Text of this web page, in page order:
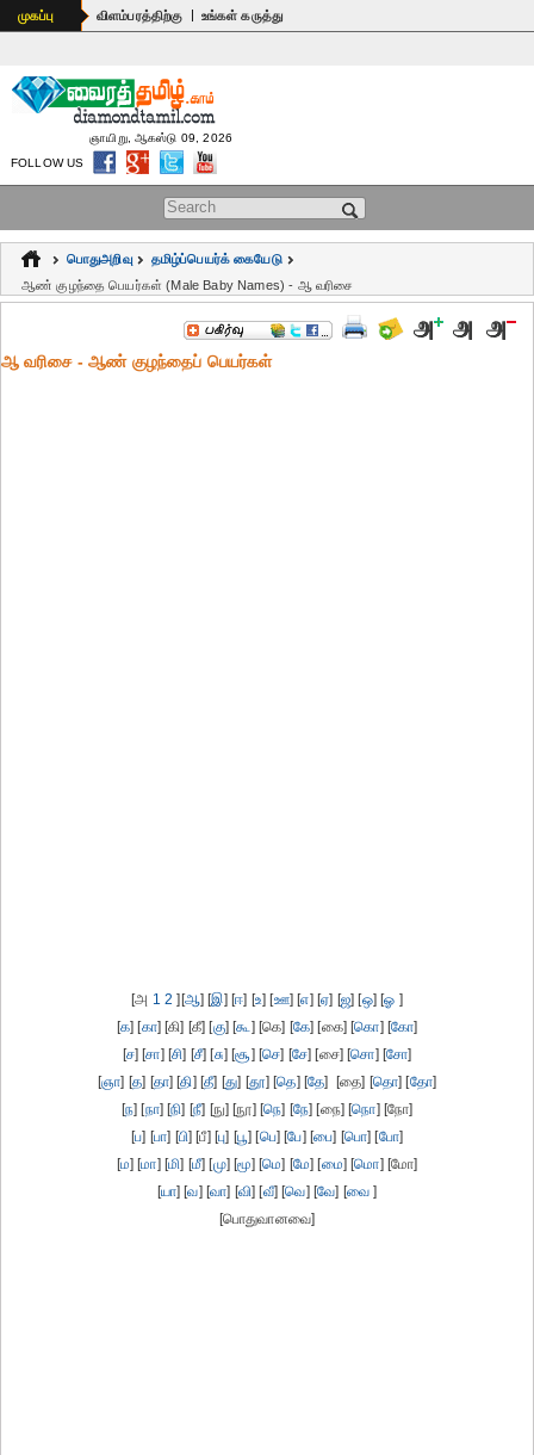
முகப்பு விளம்பரத்திற்கு | உங்கள் கருத்து
Search form
ஞாயிறு, ஆகஸ்டு 09, 2026
FOLLOW US
பொதுஅறிவு
தமிழ்ப்பெயர்க் கையேடு
ஆண் குழந்தை பெயர்கள் (Male Baby Names) - ஆ வரிசை
ஆ வரிசை - ஆண் குழந்தைப் பெயர்கள்
[அ 1 2 ][ஆ] [இ] [ஈ] [உ] [ஊ] [எ] [ஏ] [ஜ] [ஒ] [ஓ ]
[க] [கா] [கி] [கீ] [கு] [கூ] [கெ] [கே] [கை] [கொ] [கோ]
[ச] [சா] [சி] [சீ] [சு] [சூ] [செ] [சே] [சை] [சொ] [சோ]
[ஞா] [த] [தா] [தி] [தீ] [து] [தூ] [தெ] [தே] [தை] [தொ] [தோ]
[ந] [நா] [நி] [நீ] [நு] [நூ] [நெ] [நே] [நை] [நொ] [நோ]
[ப] [பா] [பி] [பீ] [பு] [பூ] [பெ] [பே] [பை] [பொ] [போ]
[ம] [மா] [மி] [மீ] [மு] [மூ] [மெ] [மே] [மை] [மொ] [மோ]
[யா] [வ] [வா] [வி] [வீ] [வெ] [வே] [வை]
[பொதுவானவை]